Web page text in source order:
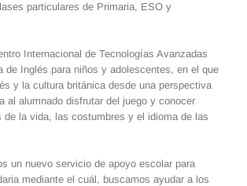
particulares de Primaria, ESO y
Internacional de Tecnologías Avanzadas
de Inglés para niños y adolescentes, en el que
y la cultura británica desde una perspectiva
al alumnado disfrutar del juego y conocer
de la vida, las costumbres y el idioma de las
un nuevo servicio de apoyo escolar para
mediante el cuál, buscamos ayudar a los